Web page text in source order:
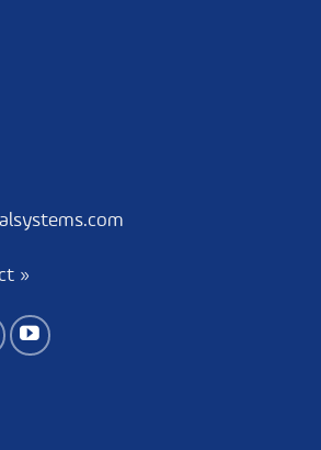
»